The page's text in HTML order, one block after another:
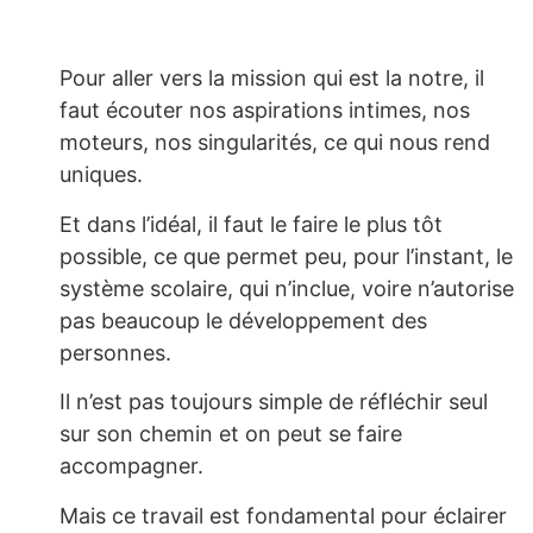
Pour aller vers la mission qui est la notre, il
faut écouter nos aspirations intimes, nos
moteurs, nos singularités, ce qui nous rend
uniques.
Et dans l’idéal, il faut le faire le plus tôt
possible, ce que permet peu, pour l’instant, le
système scolaire, qui n’inclue, voire n’autorise
pas beaucoup le développement des
personnes.
Il n’est pas toujours simple de réfléchir seul
sur son chemin et on peut se faire
accompagner.
Mais ce travail est fondamental pour éclairer